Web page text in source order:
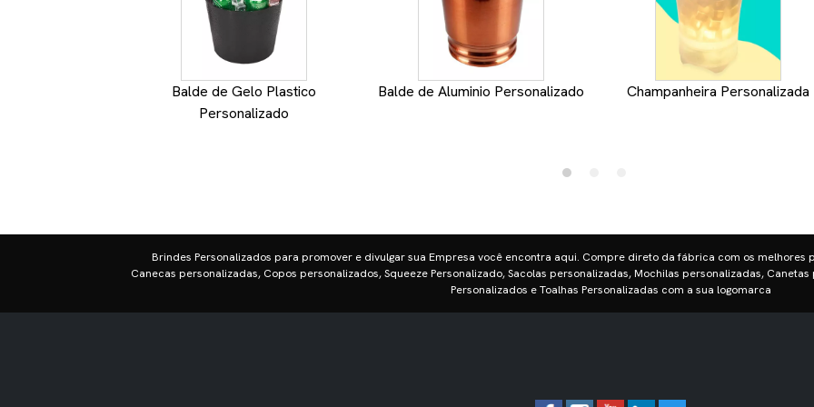
Balde de Gelo Plastico
Personalizado
Balde de Aluminio Personalizado Champanheira Personalizada
Brindes Personalizados para promover e divulgar sua Empresa você encontra aqui. Compre direto da fábrica com os
Canecas personalizadas, Copos personalizados, Squeeze Personalizado, Sacolas personalizadas, Mochilas personalizadas,
Personalizados e Toalhas Personalizadas com a sua logomarca